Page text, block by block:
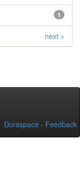
1
next >
Duraspace - Feedback